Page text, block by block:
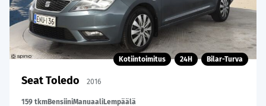
Kotiintoimitus 24H Bilar-Turva
Seat Toledo 2016
159 tkmBensiiniManuaaliLempäälä